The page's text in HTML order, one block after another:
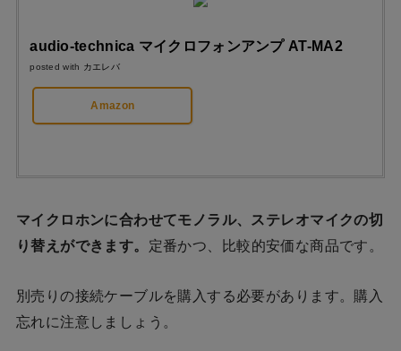
audio-technica マイクロフォンアンプ AT-MA2
posted with カエレバ
Amazon
マイクロホンに合わせてモノラル、ステレオマイクの切
り替えができます。 定番かつ、比較的安価な商品です。
別売りの接続ケーブルを購入する必要があります。購入
忘れに注意しましょう。